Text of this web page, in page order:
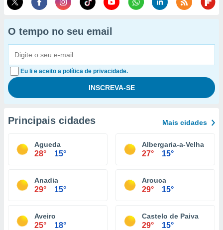
O tempo no seu email
Eu li e aceito a política de privacidade.
Principais cidades Mais cidades
Agueda
28° 15°
Albergaria-a-Velha
27° 15°
Anadia
29° 15°
Arouca
29° 15°
Aveiro
25° 18°
Castelo de Paiva
29° 15°